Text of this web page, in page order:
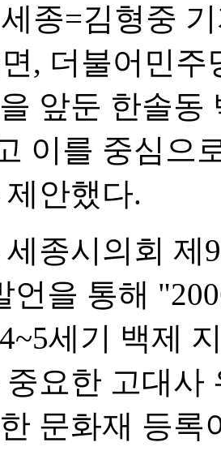
종=김형중
, 더불어민
앞둔 한솔동
이를 중심으
안했다.
세종시의회 제
언을 통해
세기 백제
요한 고대
문화재 등록